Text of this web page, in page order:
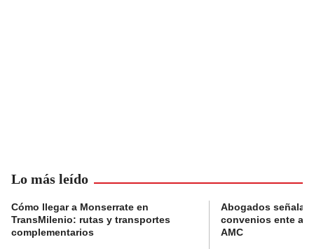
Lo más leído
Cómo llegar a Monserrate en
TransMilenio: rutas y transportes
complementarios
Abogados
convenios ente
AMC